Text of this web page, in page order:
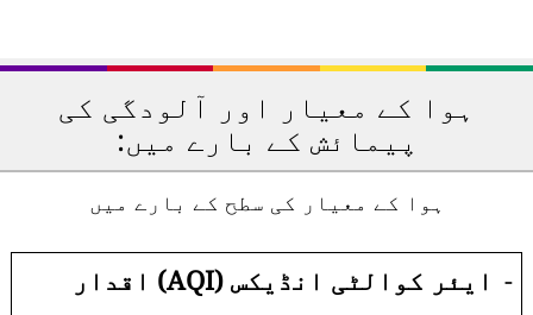
ہوا کے معیار اور آلودگی کی
پیمائش کے بارے میں:
ہوا کے معیار کی سطح کے بارے میں
- ایئر کوالٹی انڈیکس (AQI) اقدار